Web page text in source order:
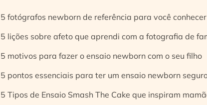
5 fotógrafos newborn de referência para você
5 lições sobre afeto que aprendi com a fotografia de
5 motivos para fazer o ensaio newborn com o seu filho
5 pontos essenciais para ter um ensaio newborn
5 Tipos de Ensaio Smash The Cake que inspiram